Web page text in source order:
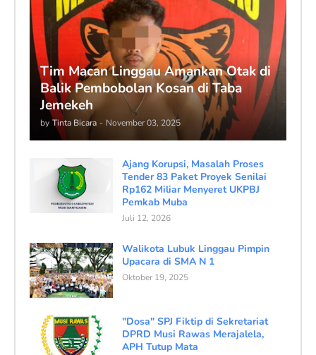
Tim Macan Linggau Amankan Otak di
Balik Pembobolan Kosan di Taba
Jemekeh
by Tinta Bicara - November 03, 2025
Ajang Korupsi, Masalah Proses
Tender 83 Paket Proyek Senilai
Rp162 Miliar Menyeret UKPBJ
Pemkab Muba
Juli 12, 2026
Walikota Lubuk Linggau Pimpin
Upacara di SMA N 1
Oktober 19, 2025
"Dosa" SPJ Fiktip di Sekretariat
DPRD Musi Rawas Merajalela,
APH Tutup Mata